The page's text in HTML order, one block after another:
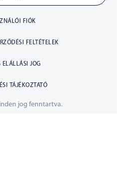
FIÓK
FELTÉTELEK
ELÁLLÁSI JOG
TÁJÉKOZTATÓ
jog fenntartva.